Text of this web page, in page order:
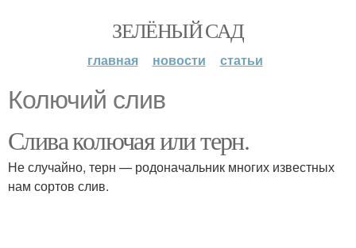
ЗЕЛЁНЫЙ САД
главная новости статьи
Колючий слив
Слива колючая или терн.
Не случайно, терн — родоначальник многих известных
нам сортов слив.